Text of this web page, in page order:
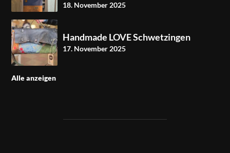
18. November 2025
Handmade LOVE Schwetzingen
17. November 2025
Alle anzeigen